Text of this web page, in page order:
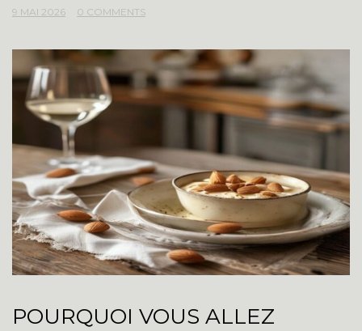
9 MAI 2026 0 COMMENTS
POURQUOI VOUS ALLEZ